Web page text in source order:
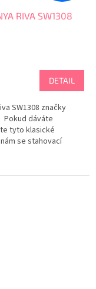
RIVA SW1308
DETAIL
SW1308 značky
Pokud dáváte
tyto klasické
se stahovací